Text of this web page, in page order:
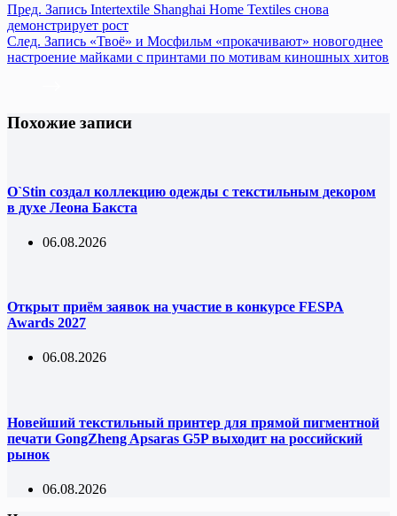
Пред. Запись Intertextile Shanghai Home Textiles снова
демонстрирует рост
След. Запись «Твоё» и Мосфильм «прокачивают» новогоднее
настроение майками с принтами по мотивам киношных хитов
Похожие записи
O`Stin создал коллекцию одежды с текстильным декором
в духе Леона Бакста
06.08.2026
Открыт приём заявок на участие в конкурсе FESPA
Awards 2027
06.08.2026
Новейший текстильный принтер для прямой пигментной
печати GongZheng Apsaras G5P выходит на российский
рынок
06.08.2026